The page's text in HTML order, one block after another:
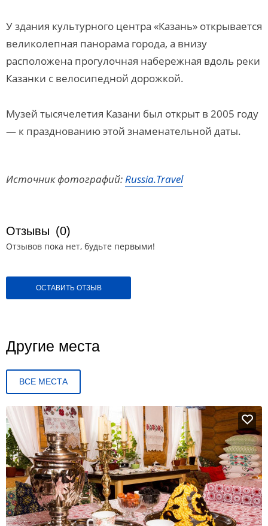
У здания культурного центра «Казань» открывается
великолепная панорама города, а внизу
расположена прогулочная набережная вдоль реки
Казанки с велосипедной дорожкой.
Музей тысячелетия Казани был открыт в 2005 году
— к празднованию этой знаменательной даты.
Источник фотографий:Russia.Travel
Отзывы (0)
Отзывов пока нет, будьте первыми!
ОСТАВИТЬ ОТЗЫВ
Другие места
ВСЕ МЕСТА